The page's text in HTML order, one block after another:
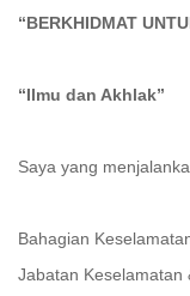
“BERKHIDMAT
“Ilmu dan Akhlak”
Saya yang
Bahagian
Jabatan Keselamatan